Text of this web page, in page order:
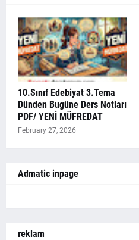
10.Sınıf Edebiyat 3.Tema
Dünden Bugüne Ders Notları
PDF/ YENİ MÜFREDAT
February 27, 2026
Admatic inpage
reklam